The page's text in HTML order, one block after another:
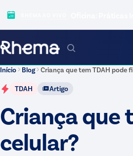
Início Blog Criança que tem TDAH pode
TDAH Artigo
Criança que
celular?